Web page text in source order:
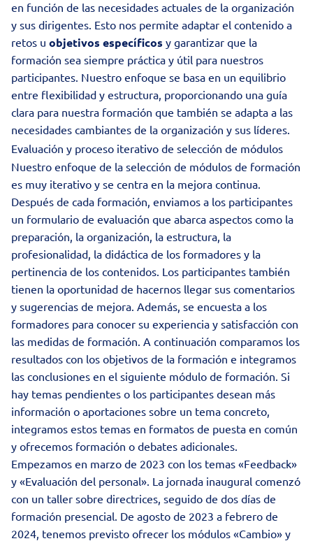
en función de las necesidades actuales de la organización
y sus dirigentes. Esto nos permite adaptar el contenido a
retos u objetivos específicos y garantizar que la
formación sea siempre práctica y útil para nuestros
participantes. Nuestro enfoque se basa en un equilibrio
entre flexibilidad y estructura, proporcionando una guía
clara para nuestra formación que también se adapta a las
necesidades cambiantes de la organización y sus líderes.
Evaluación y proceso iterativo de selección de módulos
Nuestro enfoque de la selección de módulos de formación
es muy iterativo y se centra en la mejora continua.
Después de cada formación, enviamos a los participantes
un formulario de evaluación que abarca aspectos como la
preparación, la organización, la estructura, la
profesionalidad, la didáctica de los formadores y la
pertinencia de los contenidos. Los participantes también
tienen la oportunidad de hacernos llegar sus comentarios
y sugerencias de mejora. Además, se encuesta a los
formadores para conocer su experiencia y satisfacción con
las medidas de formación. A continuación comparamos los
resultados con los objetivos de la formación e integramos
las conclusiones en el siguiente módulo de formación. Si
hay temas pendientes o los participantes desean más
información o aportaciones sobre un tema concreto,
integramos estos temas en formatos de puesta en común
y ofrecemos formación o debates adicionales.
Empezamos en marzo de 2023 con los temas «Feedback»
y «Evaluación del personal». La jornada inaugural comenzó
con un taller sobre directrices, seguido de dos días de
formación presencial. De agosto de 2023 a febrero de
2024, tenemos previsto ofrecer los módulos «Cambio» y